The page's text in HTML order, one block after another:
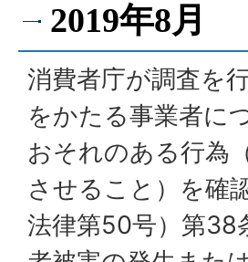
2019年8月
消費者庁が調査を
をかたる事業者に
おそれのある行為
させること）を確
法律第50号）第38